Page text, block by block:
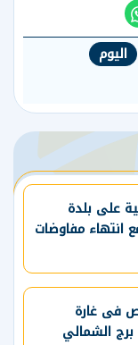
اليوم
على بلدة
انتهاء مفاوضات
8 أشحاص فى غارة
برج الشمالي